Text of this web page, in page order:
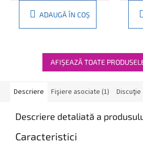
ADAUGĂ ÎN COŞ
AFIŞEAZĂ TOATE
Descriere Fişiere asociate (1) Discuţie
Descriere detaliată a
Caracteristici